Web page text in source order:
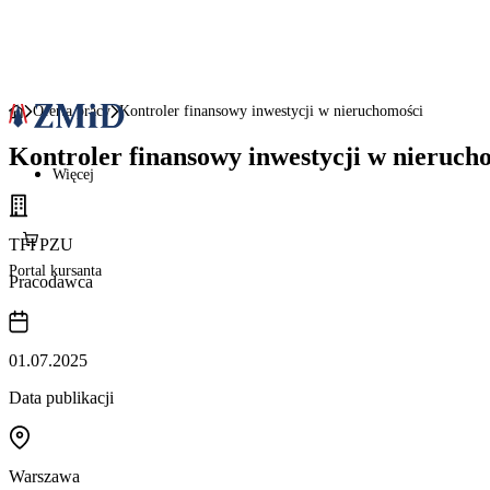
Więcej
Portal kursanta
Oferta pracy Kontroler finansowy inwestycji w nieruchomości
Kontroler finansowy inwestycji w
TFI PZU
Pracodawca
01.07.2025
Data publikacji
Warszawa